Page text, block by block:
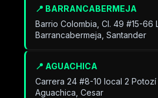
📍 BARRANCABERMEJA
Barrio Colombia, Cl. 49 #15-66
Barrancabermeja, Santander
📍 AGUACHICA
Carrera 24 #8-10 local 2 Potozí
Aguachica, Cesar